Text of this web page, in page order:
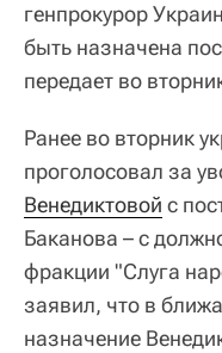
генпрокурор
быть назначена
передает во
Ранее во вторник
проголосовал за
Венедиктовой с
Баканова – с
фракции "Слуга
заявил, что в
назначение